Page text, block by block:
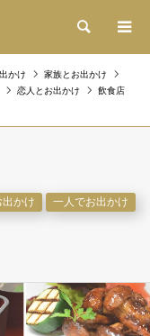
検索
かけ
家族とお出かけ
恋人とお出かけ
飲食店
かけ
一人でお出かけ